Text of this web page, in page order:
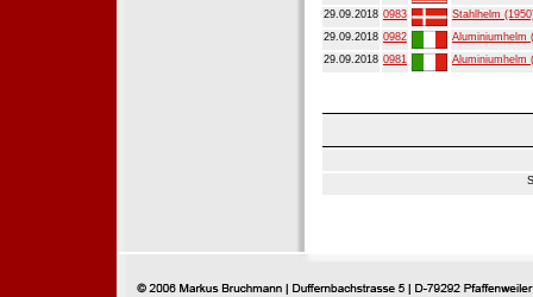
29.09.2018 0983
Stahlhelm
29.09.2018 0982
Aluminiumhelm
29.09.2018 0981 Aluminiumhelm